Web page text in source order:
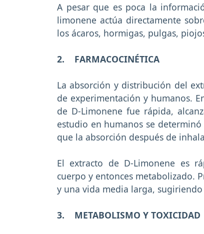
A pesar que es poca la
limonene actúa directamente
los ácaros, hormigas, pulgas,
2. FARMACOCINÉTICA
La absorción y distribución del
de experimentación y humanos.
de D-Limonene fue rápida,
estudio en humanos se
que la absorción después de
El extracto de D-Limonene es
cuerpo y entonces metabolizado.
y una vida media larga,
3. METABOLISMO Y TOXICIDAD